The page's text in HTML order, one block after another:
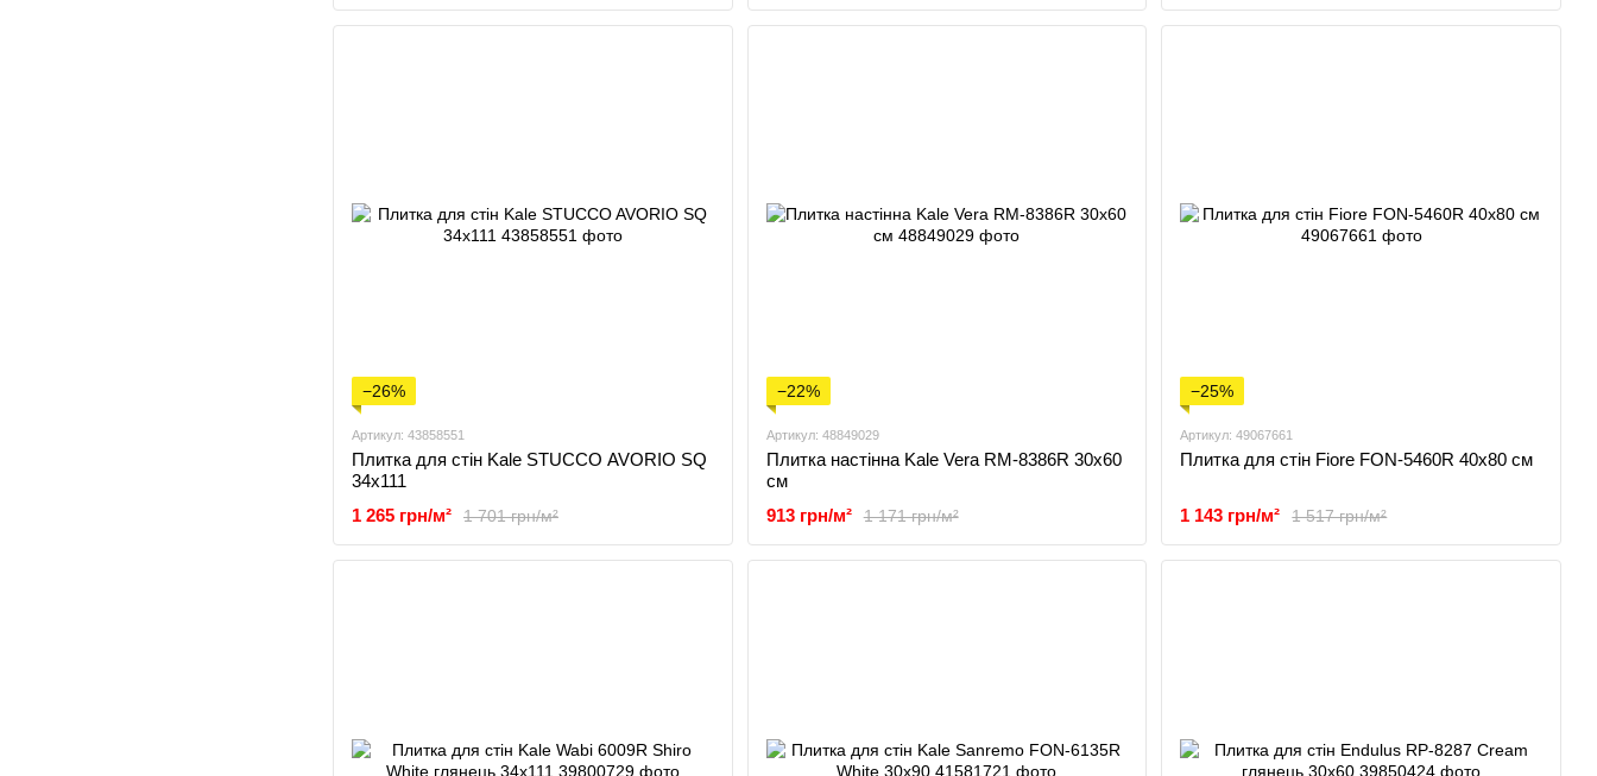
−26%
Артикул: 43858551
Плитка для стін Kale STUCCO AVORIO SQ
34x111
1 701 грн/м²
1 265 грн/м²
−22%
Артикул: 48849029
Плитка настінна Kale Vera RM-8386R 30x60
см
1 171 грн/м²
913 грн/м²
−25%
Артикул: 49067661
Плитка для стін Fiore FON-5460R 40х80 см
1 517 грн/м²
1 143 грн/м²